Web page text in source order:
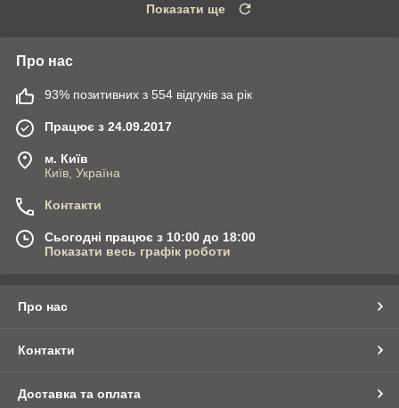
Показати ще
Про нас
93% позитивних з 554 відгуків за рік
Працює з 24.09.2017
м. Київ
Київ, Україна
Контакти
Сьогодні працює з 10:00 до 18:00
Показати весь графік роботи
Про нас
Контакти
Доставка та оплата